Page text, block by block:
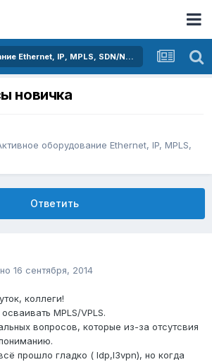
Активное оборудование Ethernet, IP, MPLS, SDN/NFV...
новичка
оборудование Ethernet, IP, MPLS,
Ответить
16 сентября, 2014
коллеги!
MPLS/VPLS.
вопросов, которые из-за отсутсвия
прошло гладко ( ldp,l3vpn), но когда